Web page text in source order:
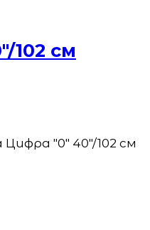
102 см
"0" 40"/102 см